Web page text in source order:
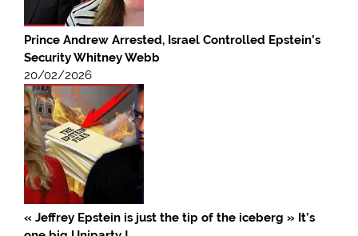
Prince Andrew Arrested, Israel Controlled Epstein’s
Security Whitney Webb
20/02/2026
« Jeffrey Epstein is just the tip of the iceberg » It’s